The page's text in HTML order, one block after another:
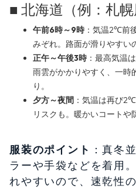
■ 北海道（例：札幌
午前6時～9時 ：気温2℃前
みぞれ。路面が滑りやすい
正午～午後3時 ：最高気温
雨雲がかかりやすく、一時
り。
夕方～夜間 ：気温は再び
リスクも。暖かいコートや
服装のポイント ：真冬
ラーや手袋などを着用
れやすいので、速乾性